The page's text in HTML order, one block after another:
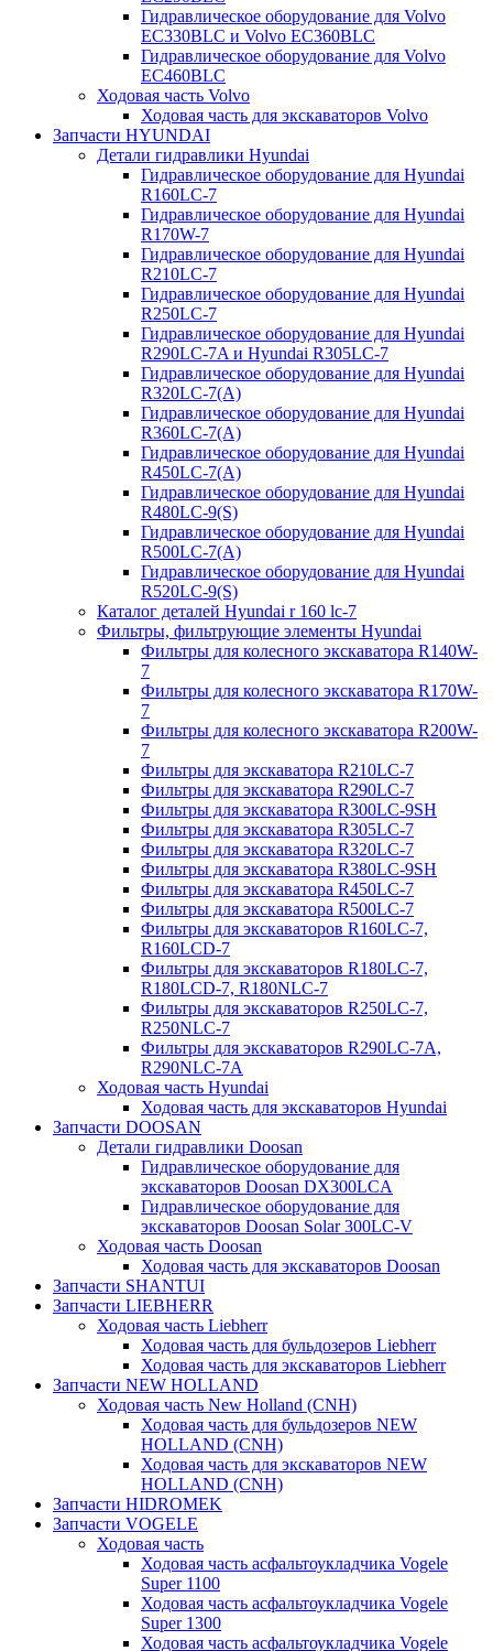
Гидравлическое оборудование для Volvo
EC330BLC и Volvo EC360BLC
Гидравлическое оборудование для Volvo
EC460BLC
Ходовая часть Volvo
Ходовая часть для экскаваторов Volvo
Запчасти HYUNDAI
Детали гидравлики Hyundai
Гидравлическое оборудование для Hyundai
R160LC-7
Гидравлическое оборудование для Hyundai
R170W-7
Гидравлическое оборудование для Hyundai
R210LC-7
Гидравлическое оборудование для Hyundai
R250LC-7
Гидравлическое оборудование для Hyundai
R290LC-7A и Hyundai R305LC-7
Гидравлическое оборудование для Hyundai
R320LC-7(A)
Гидравлическое оборудование для Hyundai
R360LC-7(A)
Гидравлическое оборудование для Hyundai
R450LC-7(A)
Гидравлическое оборудование для Hyundai
R480LC-9(S)
Гидравлическое оборудование для Hyundai
R500LC-7(A)
Гидравлическое оборудование для Hyundai
R520LC-9(S)
Каталог деталей Hyundai r 160 lc-7
Фильтры, фильтрующие элементы Hyundai
Фильтры для колесного экскаватора R140W-
7
Фильтры для колесного экскаватора R170W-
7
Фильтры для колесного экскаватора R200W-
7
Фильтры для экскаватора R210LC-7
Фильтры для экскаватора R290LC-7
Фильтры для экскаватора R300LC-9SH
Фильтры для экскаватора R305LC-7
Фильтры для экскаватора R320LC-7
Фильтры для экскаватора R380LC-9SH
Фильтры для экскаватора R450LC-7
Фильтры для экскаватора R500LC-7
Фильтры для экскаваторов R160LC-7,
R160LCD-7
Фильтры для экскаваторов R180LC-7,
R180LCD-7, R180NLC-7
Фильтры для экскаваторов R250LC-7,
R250NLC-7
Фильтры для экскаваторов R290LC-7A,
R290NLC-7A
Ходовая часть Hyundai
Ходовая часть для экскаваторов Hyundai
Запчасти DOOSAN
Детали гидравлики Doosan
Гидравлическое оборудование для
экскаваторов Doosan DX300LCA
Гидравлическое оборудование для
экскаваторов Doosan Solar 300LC-V
Ходовая часть Doosan
Ходовая часть для экскаваторов Doosan
Запчасти SHANTUI
Запчасти LIEBHERR
Ходовая часть Liebherr
Ходовая часть для бульдозеров Liebherr
Ходовая часть для экскаваторов Liebherr
Запчасти NEW HOLLAND
Ходовая часть New Holland (CNH)
Ходовая часть для бульдозеров NEW
HOLLAND (CNH)
Ходовая часть для экскаваторов NEW
HOLLAND (CNH)
Запчасти HIDROMEK
Запчасти VOGELE
Ходовая часть
Ходовая часть асфальтоукладчика Vogele
Super 1100
Ходовая часть асфальтоукладчика Vogele
Super 1300
Ходовая часть асфальтоукладчика Vogele